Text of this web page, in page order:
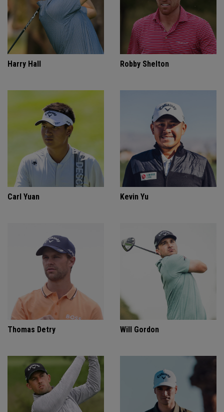
Harry Hall Robby Shelton
Carl Yuan Kevin Yu
Thomas Detry Will Gordon